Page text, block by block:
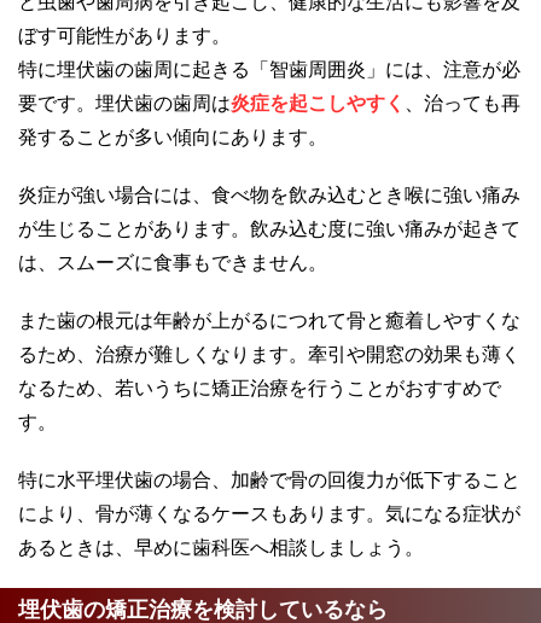
ぼす可能性があります。
特に埋伏歯の歯周に起きる「智歯周囲炎」には、注意が必
要です。埋伏歯の歯周は炎症を起こしやすく
、治っても再
発することが多い傾向にあります。
炎症が強い場合には、食べ物を飲み込むとき喉に強い痛み
が生じることがあります。飲み込む度に強い痛みが起きて
は、スムーズに食事もできません。
また歯の根元は年齢が上がるにつれて骨と癒着しやすくな
るため、治療が難しくなります。牽引や開窓の効果も薄く
なるため、若いうちに矯正治療を行うことがおすすめで
す。
特に水平埋伏歯の場合、加齢で骨の回復力が低下すること
により、骨が薄くなるケースもあります。気になる症状が
あるときは、早めに歯科医へ相談しましょう。
埋伏歯の矯正治療を検討しているなら